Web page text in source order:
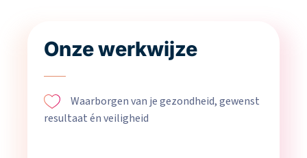
Onze werkwijze
Waarborgen van je gezondheid, gewenst
resultaat én veiligheid